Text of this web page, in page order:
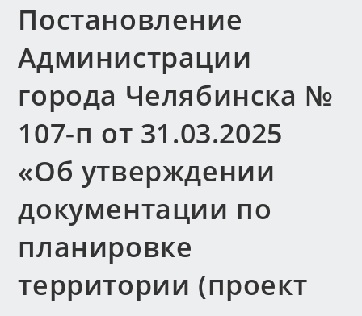
Постановление
Администрации
города Челябинска №
107-п от 31.03.2025
«Об утверждении
документации по
планировке
территории (проект